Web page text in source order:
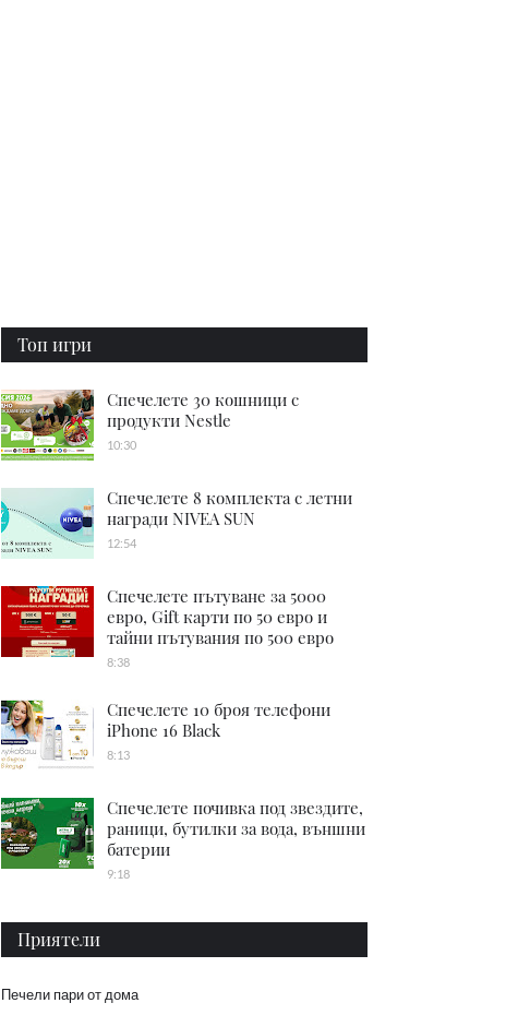
Топ игри
Спечелете 30 кошници с
продукти Nestle
10:30
Спечелете 8 комплекта с летни
награди NIVEA SUN
12:54
Спечелете пътуване за 5000
евро, Gift карти по 50 евро и
тайни пътувания по 500 евро
8:38
Спечелете 10 броя телефони
iPhone 16 Black
8:13
Спечелете почивка под звездите,
раници, бутилки за вода, външни
батерии
9:18
Приятели
Печели пари от дома